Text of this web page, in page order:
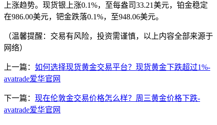
上涨趋势。现货银上涨0.1%，至每盎司33.21美元，铂金稳定
在986.00美元，钯金跌落0.1%，至948.06美元。
（温馨提醒：交易有风险，投资需谨慎，以上内容全部来源于
网络）
上一篇： 如何选择现货黄金交易平台？现货黄金下跌超过1%-
avatrade爱华官网
下一篇： 现在伦敦金交易价格怎么样？周三黄金价格下跌-
avatrade爱华官网